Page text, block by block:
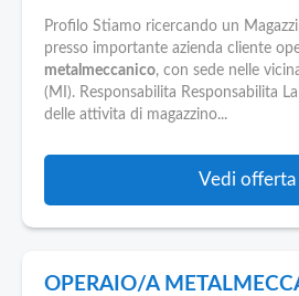
Profilo Stiamo ricercando un
presso importante azienda cliente
metalmeccanico, con sede nelle
(MI). Responsabilita Responsabilita
delle attivita di magazzino...
Vedi offerta
OPERAIO/A